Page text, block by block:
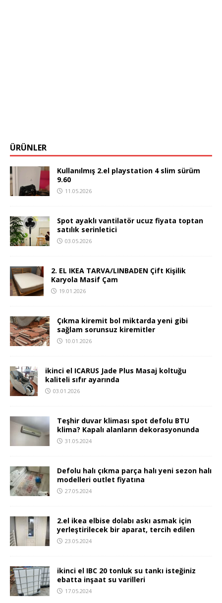
ÜRÜNLER
Kullanılmış 2.el playstation 4 slim sürüm
9.60
11.05.2026
Spot ayaklı vantilatör ucuz fiyata toptan
satılık serinletici
03.05.2026
2. EL IKEA TARVA/LINBADEN Çift Kişilik
Karyola Masif Çam
19.01.2026
Çıkma kiremit bol miktarda yeni gibi
sağlam sorunsuz kiremitler
10.01.2026
ikinci el ICARUS Jade Plus Masaj koltuğu
kaliteli sıfır ayarında
03.01.2026
Teşhir duvar kliması spot defolu BTU
klima? Kapalı alanların dekorasyonunda
31.05.2024
Defolu halı çıkma parça halı yeni sezon halı
modelleri outlet fiyatına
27.05.2024
2.el ikea elbise dolabı askı asmak için
yerleştirilecek bir aparat, tercih edilen
23.05.2024
ikinci el IBC 20 tonluk su tankı isteğiniz
ebatta inşaat su varilleri
17.05.2024